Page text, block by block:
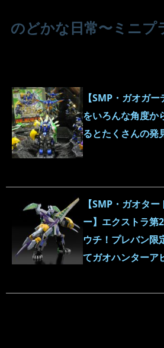
のどかな日常〜ミニプ
【SMP・ガオガ
をいろんな角度か
るとたくさんの発
【SMP・ガオタ
ー】エクストラ第
ウチ！プレバン限
てガオハンターア